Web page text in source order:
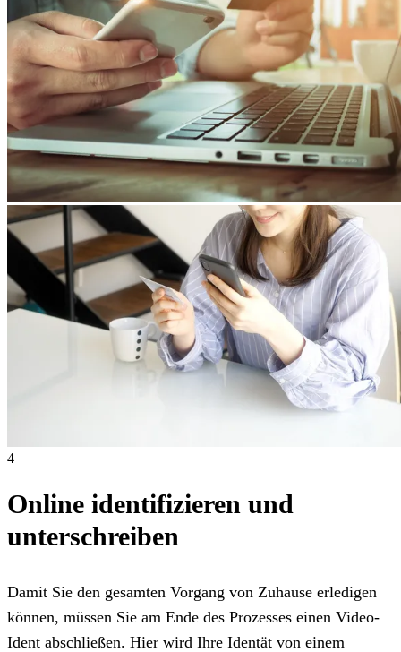
4
Online identifizieren und
unterschreiben
Damit Sie den gesamten Vorgang von Zuhause erledigen
können, müssen Sie am Ende des Prozesses einen Video-
Ident abschließen. Hier wird Ihre Identät von einem